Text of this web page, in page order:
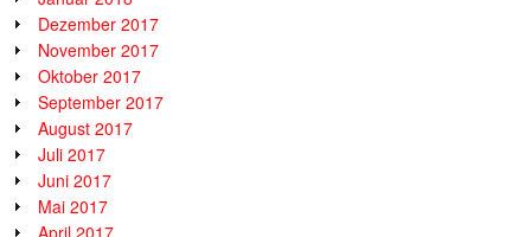
Dezember 2017
November 2017
Oktober 2017
September 2017
August 2017
Juli 2017
Juni 2017
Mai 2017